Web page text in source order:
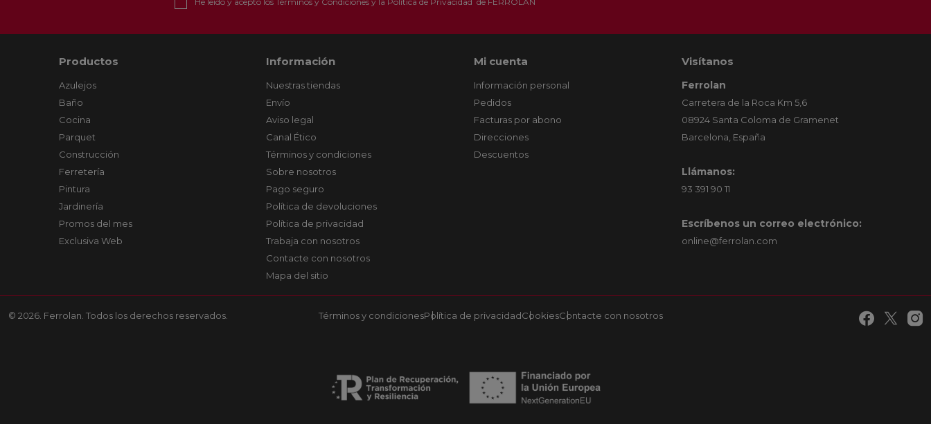
Productos
Azulejos
Baño
Cocina
Parquet
Construcción
Ferretería
Pintura
Jardinería
Promos del mes
Exclusiva Web
Información
Nuestras tiendas
Envío
Aviso legal
Canal Ético
Términos y condiciones
Sobre nosotros
Pago seguro
Política de devoluciones
Política de privacidad
Trabaja con nosotros
Contacte con nosotros
Mapa del sitio
Mi cuenta
Información personal
Pedidos
Facturas por abono
Direcciones
Descuentos
Visítanos
Ferrolan
Carretera de la Roca Km 5,6
08924 Santa Coloma de Gramenet
Barcelona, España
Llámanos:
93 391 90 11
Escríbenos un correo electrónico:
online@ferrolan.com
© 2026. Ferrolan. Todos los derechos reservados. Términos y condicionesPolítica de privacidadCookiesContacte con nosotros